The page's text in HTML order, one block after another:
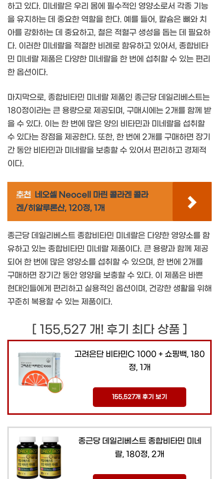
하고 있다. 미네랄은 우리 몸에 필수적인 영양소로서 각종 기능
을 유지하는 데 중요한 역할을 한다. 예를 들어, 칼슘은 뼈와 치
아를 강화하는 데 중요하고, 철은 적혈구 생성을 돕는 데 필요하
다. 이러한 미네랄을 적절한 비례로 함유하고 있어서, 종합비타
민 미네랄 제품은 다양한 미네랄을 한 번에 섭취할 수 있는 편리
한 옵션이다.
마지막으로, 종합비타민 미네랄 제품인 종근당 데일리베스트는
180정이라는 큰 용량으로 제공되며, 구매시에는 2개를 함께 받
을 수 있다. 이는 한 번에 많은 양의 비타민과 미네랄을 섭취할
수 있다는 장점을 제공한다. 또한, 한 번에 2개를 구매하면 장기
간 동안 비타민과 미네랄을 보충할 수 있어서 편리하고 경제적
이다.
추천 네오셀 Neocell 마린 콜라겐 콜라
겐/히알루론산, 120정, 1개
종근당 데일리베스트 종합비타민 미네랄은 다양한 영양소를 함
유하고 있는 종합비타민 미네랄 제품이다. 큰 용량과 함께 제공
되어 한 번에 많은 영양소를 섭취할 수 있으며, 한 번에 2개를
구매하면 장기간 동안 영양을 보충할 수 있다. 이 제품은 바쁜
현대인들에게 편리하고 실용적인 옵션이며, 건강한 생활을 위해
꾸준히 복용할 수 있는 제품이다.
[ 155,527 개! 후기 최다 상품 ]
고려은단 비타민C 1000 + 쇼핑백, 180
정, 1개
155,527개 후기 보기
종근당 데일리베스트 종합비타민 미네
랄, 180정, 2개